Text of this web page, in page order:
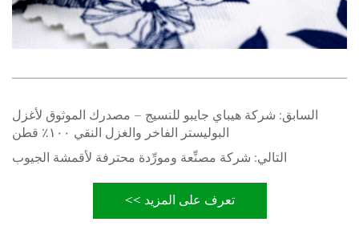
السابق: شركة هيباي جايبو للنسيج – مصدرك الموثوق لأغزل
البوليستر الفاخر والغزل النقي ١٠٠٪ قطن
التالي: شركة مصنِّعة ومورِّدة محترفة لأقمشة الجيوب
تعرف على المزيد >>